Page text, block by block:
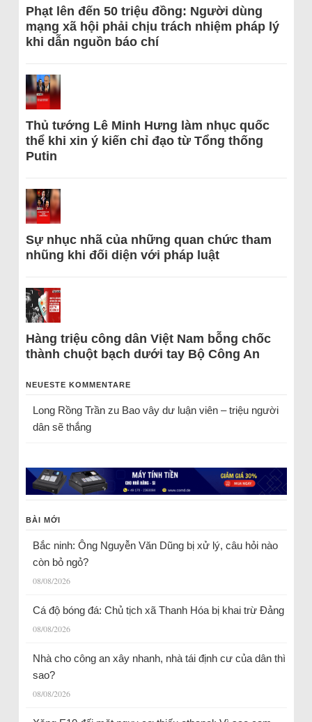
Phạt lên đến 50 triệu đồng: Người dùng
mạng xã hội phải chịu trách nhiệm pháp lý
khi dẫn nguồn báo chí
Thủ tướng Lê Minh Hưng làm nhục quốc
thể khi xin ý kiến chỉ đạo từ Tổng thống
Putin
Sự nhục nhã của những quan chức tham
nhũng khi đối diện với pháp luật
Hàng triệu công dân Việt Nam bỗng chốc
thành chuột bạch dưới tay Bộ Công An
NEUESTE KOMMENTARE
Long Rồng Trầnzu Bao vây dư luận viên – triệu người
dân sẽ thắng
BÀI MỚI
Bắc ninh: Ông Nguyễn Văn Dũng bị xử lý, câu hỏi nào
còn bỏ ngỏ?
08/08/2026
Cá độ bóng đá: Chủ tịch xã Thanh Hóa bị khai trừ Đảng
08/08/2026
Nhà cho công an xây nhanh, nhà tái định cư của dân thì
sao?
08/08/2026